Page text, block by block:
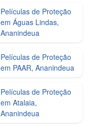
Películas de Proteção
em Águas Lindas,
Ananindeua
Películas de Proteção
em PAAR, Ananindeua
Películas de Proteção
em Atalaia,
Ananindeua